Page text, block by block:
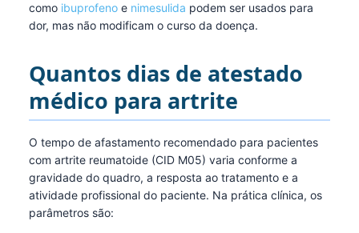
como ibuprofeno e nimesulida podem ser usados para
dor, mas não modificam o curso da doença.
Quantos dias de atestado
médico para artrite
O tempo de afastamento recomendado para pacientes
com artrite reumatoide (CID M05) varia conforme a
gravidade do quadro, a resposta ao tratamento e a
atividade profissional do paciente. Na prática clínica, os
parâmetros são: